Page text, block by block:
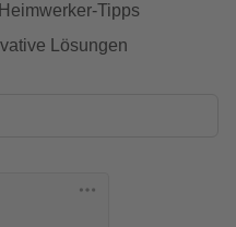
Tipps
Lösungen